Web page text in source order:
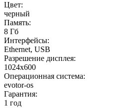
Цвет:
черный
Память:
8 Гб
Интерфейсы:
Ethernet, USB
Разрешение дисплея:
1024х600
Операционная система:
evotor-os
Гарантия:
1 год